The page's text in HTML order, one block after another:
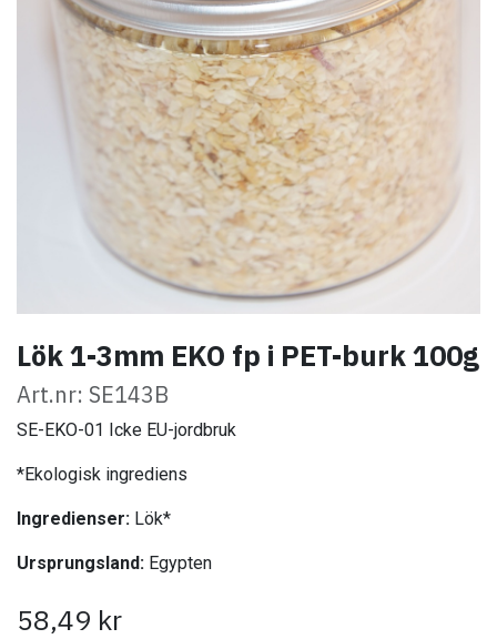
Lök 1-3mm EKO fp i PET-burk 100g
Art.nr: SE143B
SE-EKO-01 Icke EU-jordbruk
*Ekologisk ingrediens
Ingredienser: Lök*
Ursprungsland: Egypten
58,49 kr